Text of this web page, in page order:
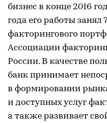
бизнес в конце 2016
года его работы занял
факторингового
Ассоциации
России. В качестве
банк принимает
в формировании
и доступных услуг
а также развивает